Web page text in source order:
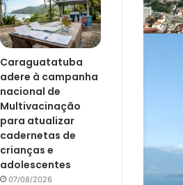
Caraguatatuba
adere à campanha
nacional de
Multivacinação
para atualizar
cadernetas de
crianças e
adolescentes
07/08/2026